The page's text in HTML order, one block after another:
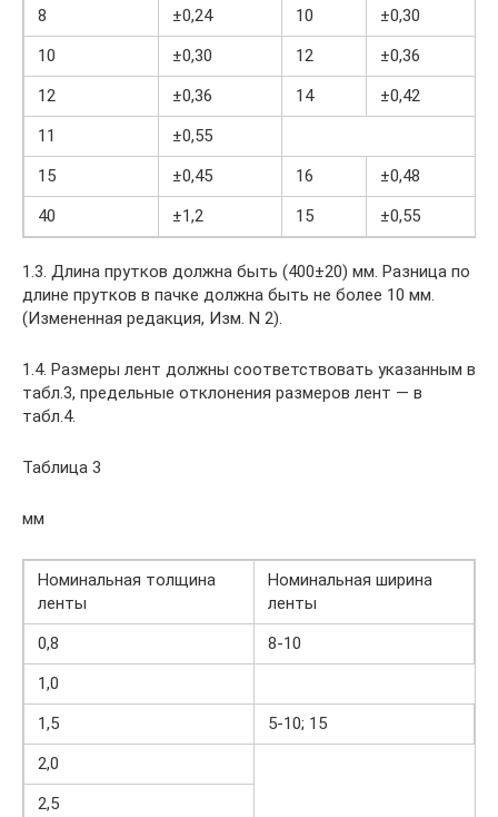
8 ±0,24 10
±0,30
10
±0,30 12
±0,36
12
±0,36 14
±0,42
11
±0,55
15
±0,45 16
±0,48
40
±1,2 15 ±0,55
1.3. Длина прутков должна быть (400±20) мм. Разница по
длине прутков в пачке должна быть не более 10 мм.
(Измененная редакция, Изм. N 2).
1.4. Размеры лент должны соответствовать указанным в
табл.3, предельные отклонения размеров лент — в
табл.4.
Таблица 3
мм
Номинальная толщина
ленты
Номинальная ширина
ленты
0,8
8-10
1,0
1,5
5-10; 15
2,0
2,5